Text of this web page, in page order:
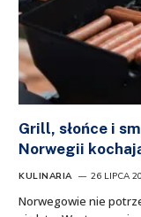
Grill, słońce i
Norwegii
KULINARIA 26 LIPCA
Norwegowie nie